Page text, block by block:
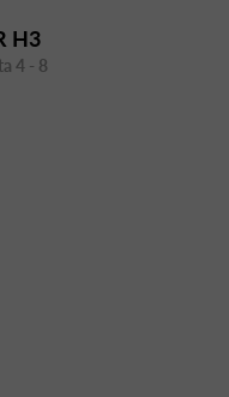
H3
4 - 8